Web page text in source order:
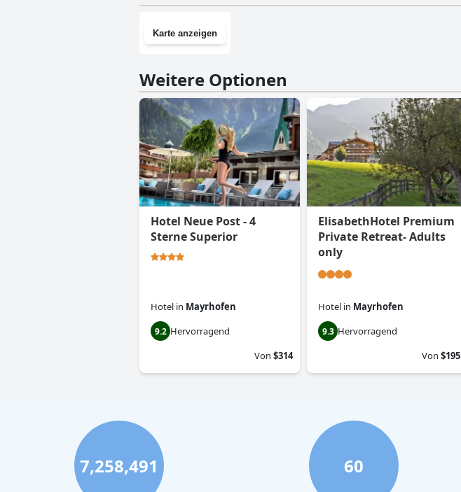
Karte anzeigen
Weitere Optionen
Hotel Neue Post - 4
Sterne Superior
Hotel in Mayrhofen
9.2 Hervorragend
Von $314
ElisabethHotel Premium
Private Retreat- Adults
only
Hotel in Mayrhofen
9.3 Hervorragend
Von $195
7,258,491 60